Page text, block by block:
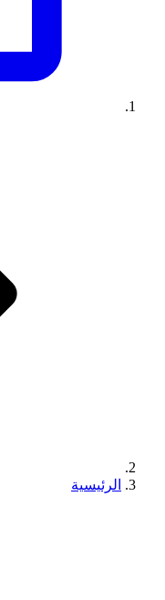
الرئيسية